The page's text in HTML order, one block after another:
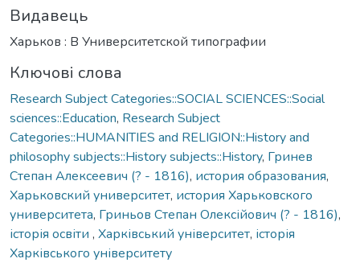
Видавець
Харьков : В Университетской типографии
Ключові слова
Research Subject Categories::SOCIAL SCIENCES::Social
sciences::Education, Research Subject
Categories::HUMANITIES and RELIGION::History and
philosophy subjects::History subjects::History, Гринев
Степан Алексеевич (? - 1816), история образования,
Харьковский университет, история Харьковского
университета, Гриньов Степан Олексійович (? - 1816),
історія освіти , Харківський університет, історія
Харківського університету